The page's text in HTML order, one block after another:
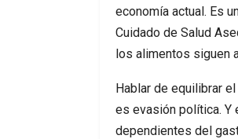
economía actual. Es
Cuidado de Salud
los alimentos siguen
Hablar de equilibrar
es evasión política. Y
dependientes del